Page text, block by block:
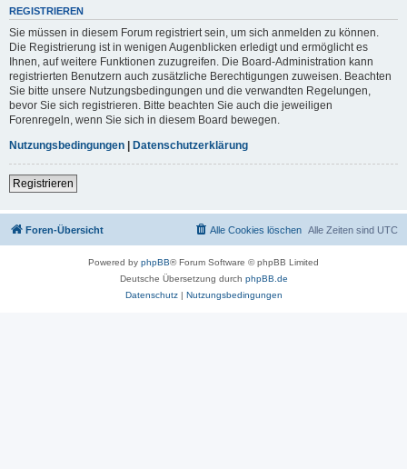
REGISTRIEREN
Sie müssen in diesem Forum registriert sein, um sich anmelden zu können.
Die Registrierung ist in wenigen Augenblicken erledigt und ermöglicht es
Ihnen, auf weitere Funktionen zuzugreifen. Die Board-Administration kann
registrierten Benutzern auch zusätzliche Berechtigungen zuweisen. Beachten
Sie bitte unsere Nutzungsbedingungen und die verwandten Regelungen,
bevor Sie sich registrieren. Bitte beachten Sie auch die jeweiligen
Forenregeln, wenn Sie sich in diesem Board bewegen.
Nutzungsbedingungen | Datenschutzerklärung
Registrieren
Foren-Übersicht Alle Zeiten sind UTC
Alle Cookies löschen
Powered by phpBB® Forum Software © phpBB Limited
Deutsche Übersetzung durch phpBB.de
Datenschutz| Nutzungsbedingungen